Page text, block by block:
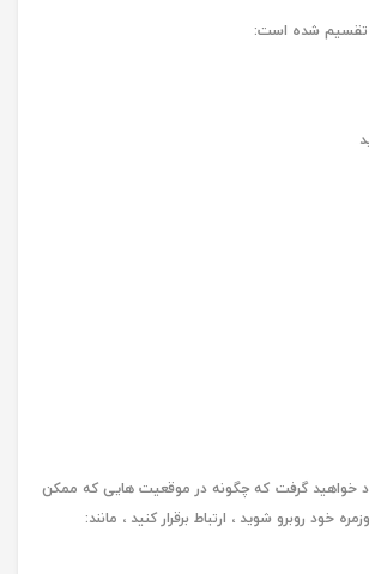
خواهید گرفت که چگونه در موقعیت هایی که ممکن
خود روبرو شوید ، ارتباط برقرار کنید ، مانند: